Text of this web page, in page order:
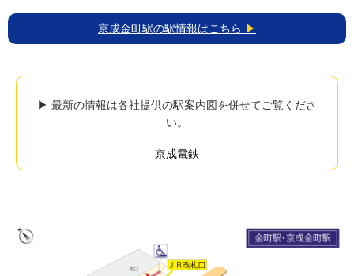
京成金町駅の駅情報はこちら ▶
▶ 最新の情報は各社提供の駅案内図を併せてご覧くださ
い。
京成電鉄